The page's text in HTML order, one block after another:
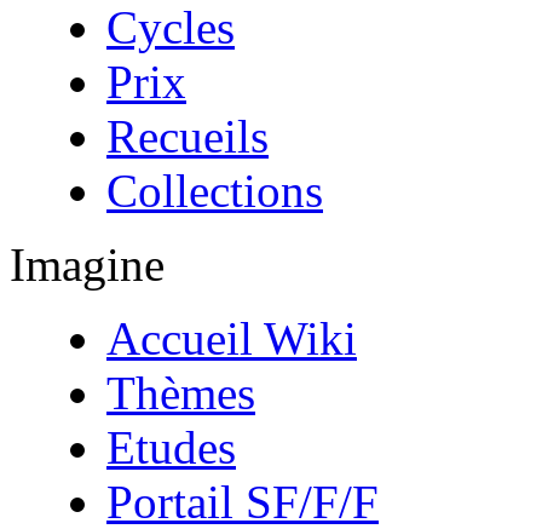
Cycles
Prix
Recueils
Collections
Imagine
Accueil Wiki
Thèmes
Etudes
Portail SF/F/F